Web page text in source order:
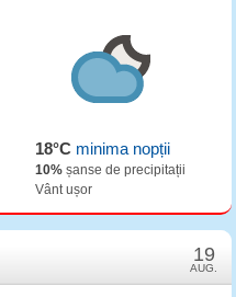
18°C minima nopții
10% șanse de precipitații
Vânt ușor
19
AUG.